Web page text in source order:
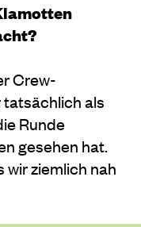
Crew-
tatsächlich als
Runde
gesehen hat.
wir ziemlich nah